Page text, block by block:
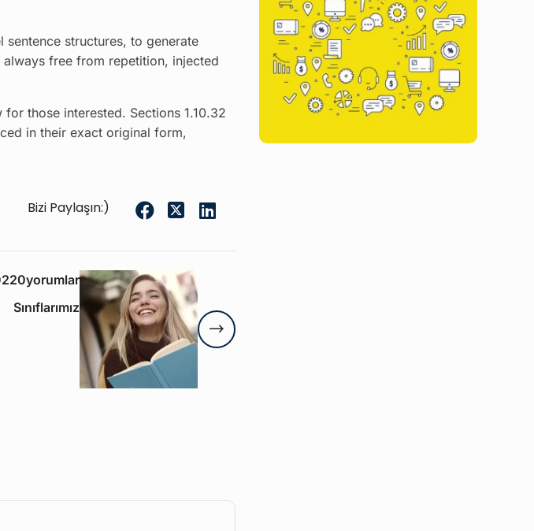
structures, to generate
free from repetition, injected
those interested. Sections 1.10.32
in their exact original form,
Bizi Paylaşın:)
0yorumlar
Sınıflarımız